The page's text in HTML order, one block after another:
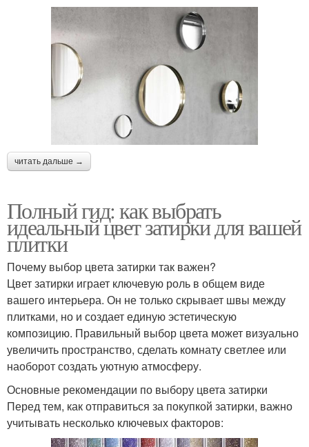
читать дальше →
Полный гид: как выбрать
идеальный цвет затирки для вашей
плитки
Почему выбор цвета затирки так важен?
Цвет затирки играет ключевую роль в общем виде
вашего интерьера. Он не только скрывает швы между
плитками, но и создает единую эстетическую
композицию. Правильный выбор цвета может визуально
увеличить пространство, сделать комнату светлее или
наоборот создать уютную атмосферу.
Основные рекомендации по выбору цвета затирки
Перед тем, как отправиться за покупкой затирки, важно
учитывать несколько ключевых факторов: